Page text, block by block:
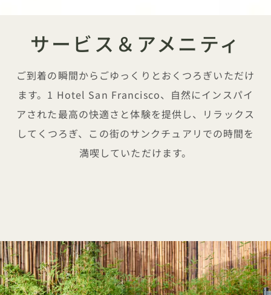
サービス＆アメニティ
ご到着の瞬間からごゆっくりとおくつろぎいただけ
ます。1 Hotel San Francisco、自然にインスパイ
アされた最高の快適さと体験を提供し、リラックス
してくつろぎ、この街のサンクチュアリでの時間を
満喫していただけます。